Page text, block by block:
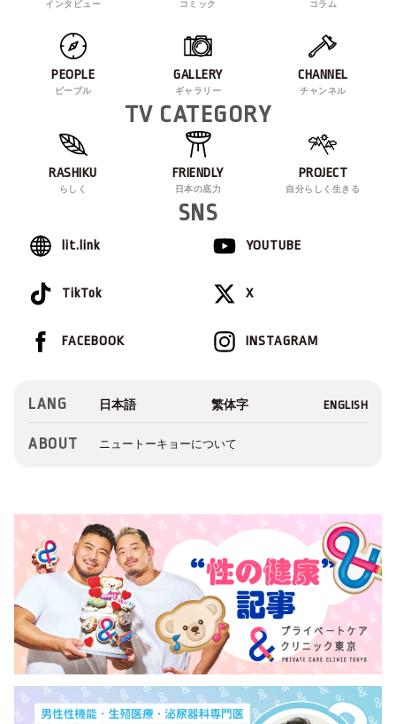
インタビュー コミック コラム
PEOPLE
ピープル
GALLERY
ギャラリー
CHANNEL
チャンネル
TV CATEGORY
RASHIKU
らしく
FRIENDLY
日本の底力
PROJECT
自分らしく生きる
SNS
lit.link YOUTUBE
TikTok X
INSTAGRAM
FACEBOOK
LANG
ABOUT ニュートーキョーについて